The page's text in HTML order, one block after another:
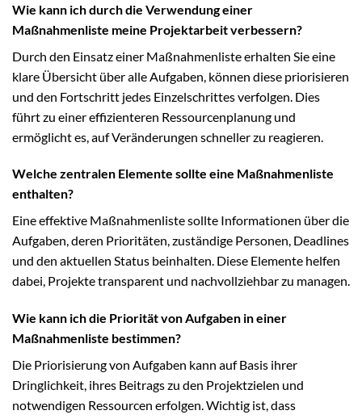
Wie kann ich durch die Verwendung einer
Maßnahmenliste meine Projektarbeit verbessern?
Durch den Einsatz einer Maßnahmenliste erhalten Sie eine
klare Übersicht über alle Aufgaben, können diese priorisieren
und den Fortschritt jedes Einzelschrittes verfolgen. Dies
führt zu einer effizienteren Ressourcenplanung und
ermöglicht es, auf Veränderungen schneller zu reagieren.
Welche zentralen Elemente sollte eine Maßnahmenliste
enthalten?
Eine effektive Maßnahmenliste sollte Informationen über die
Aufgaben, deren Prioritäten, zuständige Personen, Deadlines
und den aktuellen Status beinhalten. Diese Elemente helfen
dabei, Projekte transparent und nachvollziehbar zu managen.
Wie kann ich die Priorität von Aufgaben in einer
Maßnahmenliste bestimmen?
Die Priorisierung von Aufgaben kann auf Basis ihrer
Dringlichkeit, ihres Beitrags zu den Projektzielen und
notwendigen Ressourcen erfolgen. Wichtig ist, dass